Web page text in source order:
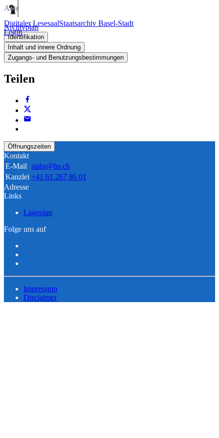
Digitaler LesesaalStaatsarchiv Basel-Stadt
Login
Akte
Archivplan
Identifikation
Inhalt und innere Ordnung
Zugangs- und Benutzungsbestimmungen
Teilen
Öffnungszeiten
Kontakt
E-Mail stabs@bs.ch
Kanzlei +41 61 267 86 01
Adresse
Links
Lageplan
Folge uns auf
Impressum
Disclaimer